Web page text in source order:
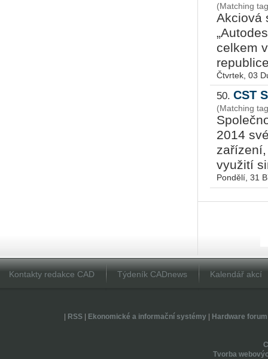
(Matching
Akciová
celkem
Čtvrtek, 03
50. CST
(Matching
2014
využití
Pondělí, 31
Kontakty redakce CAD Týdeník CADnews Kalendář akcí
RSS| Ekonomické a informační systémy| Hardware forum
Tvorba